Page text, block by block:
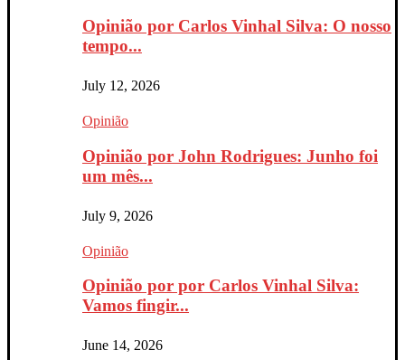
Opinião por Carlos Vinhal Silva: O nosso
tempo...
July 12, 2026
Opinião
Opinião por John Rodrigues: Junho foi
um mês...
July 9, 2026
Opinião
Opinião por por Carlos Vinhal Silva:
Vamos fingir...
June 14, 2026